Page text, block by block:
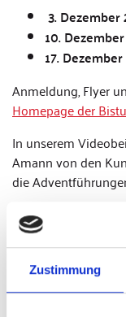
Zustimmung
3. Dezember
10.
17.
Anmeldung, Flyer
Homepage der
In unserem
Amann von den
die